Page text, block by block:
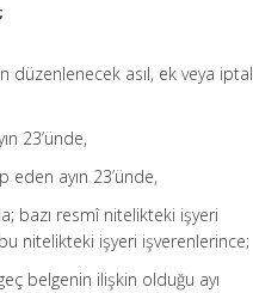
düzenlenecek asıl, ek veya iptal
23’ünde,
ayın 23’ünde,
bazı resmî nitelikteki işyeri
bu nitelikteki işyeri işverenlerince;
belgenin ilişkin olduğu ayı